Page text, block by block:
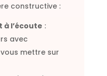
constructive :
à l’écoute :
avec
mettre sur